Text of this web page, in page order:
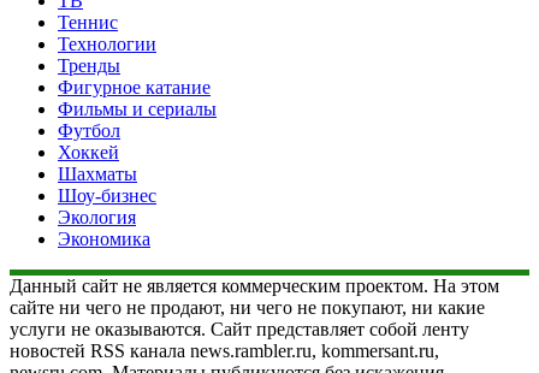
Теннис
Технологии
Тренды
Фигурное катание
Фильмы и сериалы
Футбол
Хоккей
Шахматы
Шоу-бизнес
Экология
Экономика
Данный сайт не является коммерческим проектом. На этом
сайте ни чего не продают, ни чего не покупают, ни какие
услуги не оказываются. Сайт представляет собой ленту
новостей RSS канала news.rambler.ru, kommersant.ru,